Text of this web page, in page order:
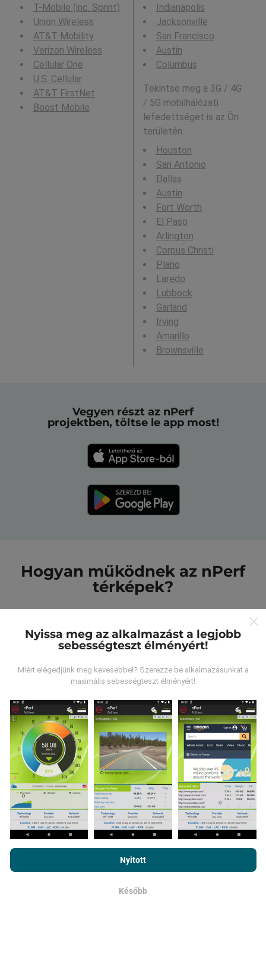
T-Mobile (inc. Sprint)
Union Wireless
AT&T Mobility
Verizon Wireless
Cellular One
U.S. Cellular
AT&T FirstNet
Boost Mobile
Indianapolis
Jacksonville
San Francisco
Austin
Columbus
Tekintse meg a 3G / 4G
/ 5G mobilhálózati
lefedettséget is az Ön
területén:
Houston
San Antonio
Dallas
Austin
Fort Worth
El Paso
Arlington
Corpus Christi
Plano
Laredo
Lubbock
Garland
Irving
Amarillo
Brownsville
Vegyen részt az nPerf
projektben, töltse le app most!
Hogyan működnek az nPerf
térképek?
Honnan származnak az adatok?
végzett tesztekből gyűjtik. Ezek valós körülmények
között, közvetlenül a terepen végzett tesztek. Ha
részt venni is szeretne, csak annyit kell tennie, hogy
töltse le az nPerf alkalmazást okostelefonjára.Minél
több adat van, annál átfogóbb lesz a térkép!
Hogyan készülnek a frissítések?
frissíti óránként. A sebességtérképeket
Nyissa meg az alkalmazást a legjobb
sebességteszt élményért!
Miért elégedjünk meg kevesebbel? Szerezze be alkalmazásunkat a
maximális sebességteszt élményért!
Nyitott
Később
használatára vonatkozó irányelveinket
végfelhasználói licencszerződést.
OK